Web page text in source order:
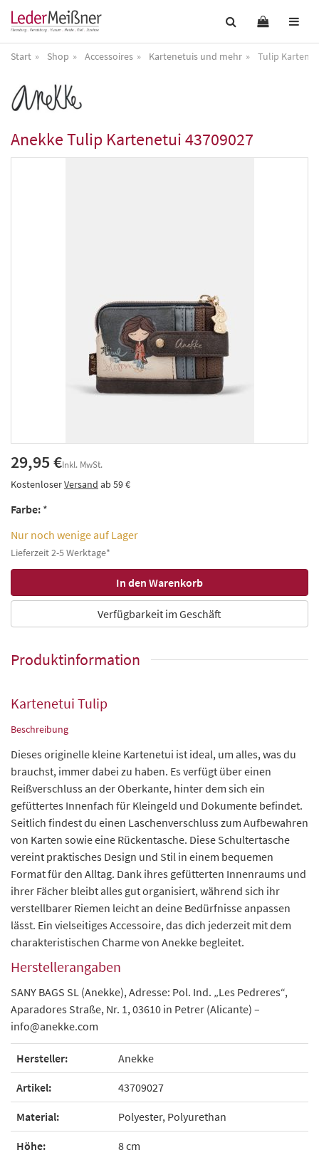
Start Shop Accessoires Kartenetuis und mehr Tulip
AnekkeTulip Kartenetui 43709027
29,95 €Inkl. MwSt.
KostenloserVersand ab 59 €
Farbe: *
Nur noch wenige auf Lager
Lieferzeit 2-5 Werktage*
Verfügbarkeit im Geschäft
Produktinformation
Kartenetui Tulip
Beschreibung
Dieses originelle kleine Kartenetui ist ideal, um alles, was du
brauchst, immer dabei zu haben. Es verfügt über einen
Reißverschluss an der Oberkante, hinter dem sich ein
gefüttertes Innenfach für Kleingeld und Dokumente befindet.
Seitlich findest du einen Laschenverschluss zum Aufbewahren
von Karten sowie eine Rückentasche. Diese Schultertasche
vereint praktisches Design und Stil in einem bequemen
Format für den Alltag. Dank ihres gefütterten Innenraums und
ihrer Fächer bleibt alles gut organisiert, während sich ihr
verstellbarer Riemen leicht an deine Bedürfnisse anpassen
lässt. Ein vielseitiges Accessoire, das dich jederzeit mit dem
charakteristischen Charme von Anekke begleitet.
Herstellerangaben
SANY BAGS SL (Anekke), Adresse: Pol. Ind. „Les Pedreres“,
Aparadores Straße, Nr. 1, 03610 in Petrer (Alicante) –
info@anekke.com
Hersteller: Anekke
Artikel: 43709027
Material: Polyester, Polyurethan
Höhe: 8 cm